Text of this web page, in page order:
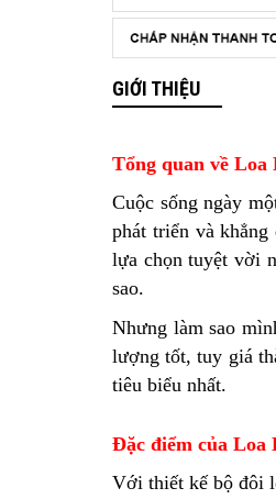
GIỚI THIỆU
Tổng quan về Loa
Cuộc sống ngày
phát triển và
lựa chọn tuyệt vời
sao.
Nhưng làm sao
lượng tốt, tuy giá
tiêu biểu nhất.
Đặc điểm của Loa
Với thiết kế bộ đôi